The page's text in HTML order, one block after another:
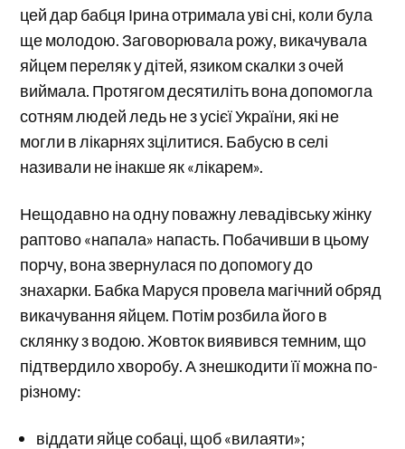
цей дар бабця Ірина отримала уві сні, коли була
ще молодою. Заговорювала рожу, викачувала
яйцем переляк у дітей, язиком скалки з очей
виймала. Протягом десятиліть вона допомогла
сотням людей ледь не з усієї України, які не
могли в лікарнях зцілитися. Бабусю в селі
називали не інакше як «лікарем».
Нещодавно на одну поважну левадівську жінку
раптово «напала» напасть. Побачивши в цьому
порчу, вона звернулася по допомогу до
знахарки. Бабка Маруся провела магічний обряд
викачування яйцем. Потім розбила його в
склянку з водою. Жовток виявився темним, що
підтвердило хворобу. А знешкодити її можна по-
різному:
віддати яйце собаці, щоб «вилаяти»;